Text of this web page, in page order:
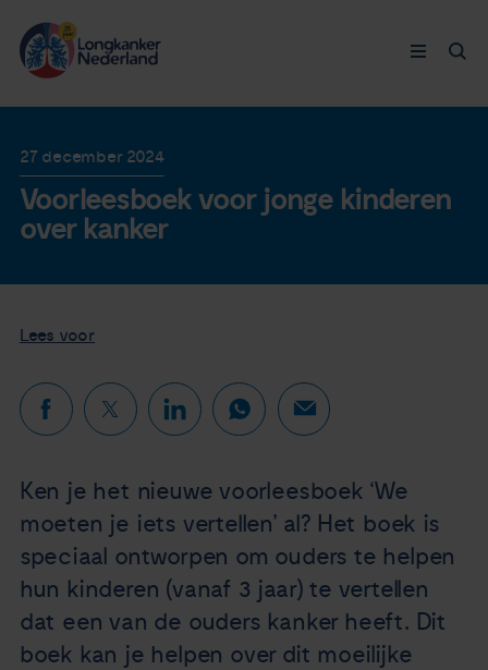
Nieuws
Agenda
Over ons
Longkanker
Leven met
Thymuskankers
Steun ons
27 december 2024
Voorleesboek voor jonge kinderen
over kanker
Lees voor
Ken je het nieuwe voorleesboek ‘We
moeten je iets vertellen’ al? Het boek is
speciaal ontworpen om ouders te helpen
hun kinderen (vanaf 3 jaar) te vertellen
dat een van de ouders kanker heeft. Dit
boek kan je helpen over dit moeilijke